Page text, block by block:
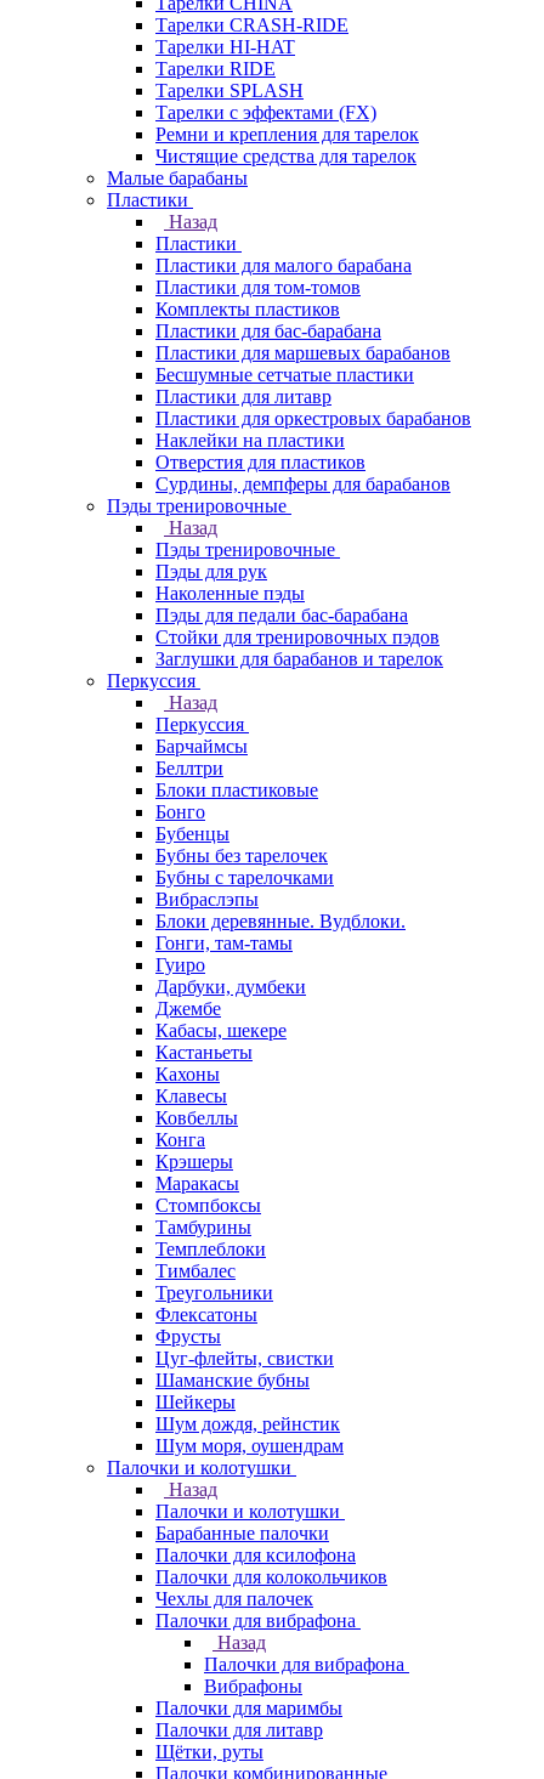
Тарелки CRASH-RIDE
Тарелки HI-HAT
Тарелки RIDE
Тарелки SPLASH
Тарелки с эффектами (FX)
Ремни и крепления для тарелок
Чистящие средства для тарелок
Малые барабаны
Пластики
Назад
Пластики
Пластики для малого барабана
Пластики для том-томов
Комплекты пластиков
Пластики для бас-барабана
Пластики для маршевых барабанов
Бесшумные сетчатые пластики
Пластики для литавр
Пластики для оркестровых барабанов
Наклейки на пластики
Отверстия для пластиков
Сурдины, демпферы для барабанов
Пэды тренировочные
Назад
Пэды тренировочные
Пэды для рук
Наколенные пэды
Пэды для педали бас-барабана
Стойки для тренировочных пэдов
Заглушки для барабанов и тарелок
Перкуссия
Назад
Перкуссия
Барчаймсы
Беллтри
Блоки пластиковые
Бонго
Бубенцы
Бубны без тарелочек
Бубны с тарелочками
Вибраслэпы
Блоки деревянные. Вудблоки.
Гонги, там-тамы
Гуиро
Дарбуки, думбеки
Джембе
Кабасы, шекере
Кастаньеты
Кахоны
Клавесы
Ковбеллы
Конга
Крэшеры
Маракасы
Стомпбоксы
Тамбурины
Темплеблоки
Тимбалес
Треугольники
Флексатоны
Фрусты
Цуг-флейты, свистки
Шаманские бубны
Шейкеры
Шум дождя, рейнстик
Шум моря, оушендрам
Палочки и колотушки
Назад
Палочки и колотушки
Барабанные палочки
Палочки для ксилофона
Палочки для колокольчиков
Чехлы для палочек
Палочки для вибрафона
Назад
Палочки для вибрафона
Вибрафоны
Палочки для маримбы
Палочки для литавр
Щётки, руты
Палочки комбинированные